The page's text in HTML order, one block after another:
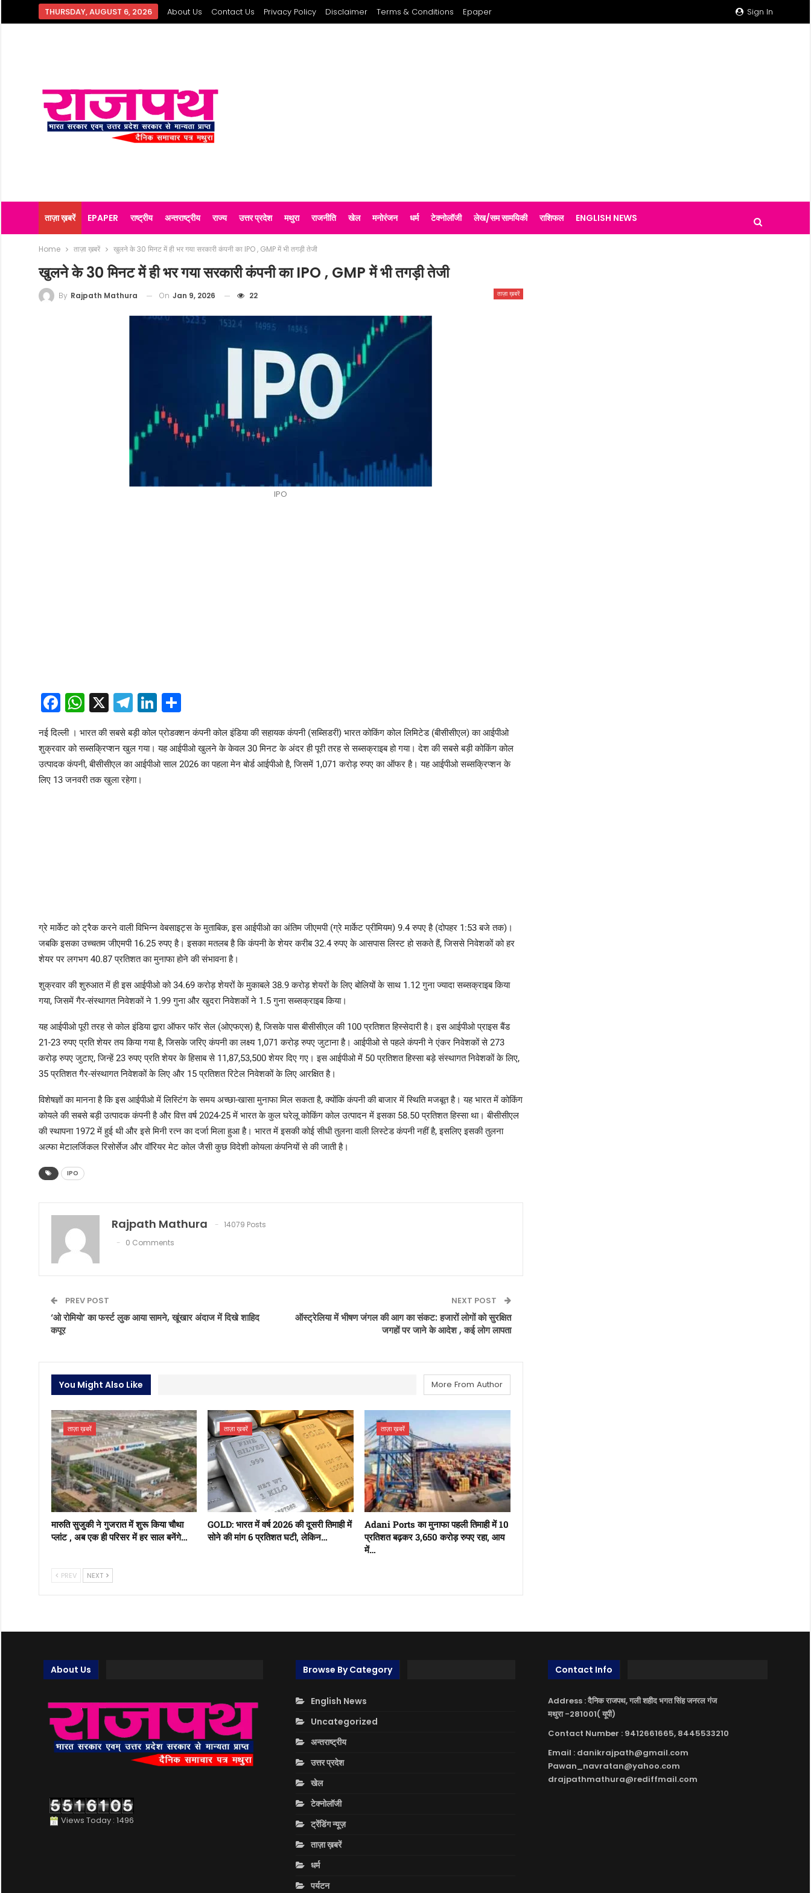
Sign In
THURSDAY, AUGUST 6, 2026 About Us Contact Us Privacy Policy Disclaimer Terms & Conditions Epaper
ताज़ा ख़बरें EPAPER राष्ट्रीय अन्तराष्ट्रीय राज्य उत्तर प्रदेश मथुरा राजनीति खेल मनोरंजन धर्म टेक्नोलॉजी लेख/सम सामयिकी राशिफल ENGLISH NEWS
Home ताज़ा ख़बरें खुलने के 30 मिनट में ही भर गया सरकारी कंपनी का IPO , GMP में भी तगड़ी तेजी
खुलने के 30 मिनट में ही भर गया सरकारी कंपनी का IPO , GMP में भी तगड़ी तेजी
ताज़ा ख़बरें
By Rajpath Mathura On Jan 9, 2026 22
IPO
Facebook
WhatsApp
X Telegram
LinkedIn
Share
नई दिल्ली । भारत की सबसे बड़ी कोल प्रोडक्शन कंपनी कोल इंडिया की सहायक कंपनी (सब्सिडरी) भारत कोकिंग कोल लिमिटेड (बीसीसीएल) का आईपीओ
शुक्रवार को सब्सक्रिप्शन खुल गया। यह आईपीओ खुलने के केवल 30 मिनट के अंदर ही पूरी तरह से सब्सक्राइब हो गया। देश की सबसे बड़ी कोकिंग कोल
उत्पादक कंपनी, बीसीसीएल का आईपीओ साल 2026 का पहला मेन बोर्ड आईपीओ है, जिसमें 1,071 करोड़ रुपए का ऑफर है। यह आईपीओ सब्सक्रिप्शन के
लिए 13 जनवरी तक खुला रहेगा।
ग्रे मार्केट को ट्रैक करने वाली विभिन्न वेबसाइट्स के मुताबिक, इस आईपीओ का अंतिम जीएमपी (ग्रे मार्केट प्रीमियम) 9.4 रुपए है (दोपहर 1:53 बजे तक)।
जबकि इसका उच्चतम जीएमपी 16.25 रुपए है। इसका मतलब है कि कंपनी के शेयर करीब 32.4 रुपए के आसपास लिस्ट हो सकते हैं, जिससे निवेशकों को हर
शेयर पर लगभग 40.87 प्रतिशत का मुनाफा होने की संभावना है।
शुक्रवार की शुरुआत में ही इस आईपीओ को 34.69 करोड़ शेयरों के मुकाबले 38.9 करोड़ शेयरों के लिए बोलियों के साथ 1.12 गुना ज्यादा सब्सक्राइब किया
गया, जिसमें गैर-संस्थागत निवेशकों ने 1.99 गुना और खुदरा निवेशकों ने 1.5 गुना सब्सक्राइब किया।
यह आईपीओ पूरी तरह से कोल इंडिया द्वारा ऑफर फॉर सेल (ओएफएस) है, जिसके पास बीसीसीएल की 100 प्रतिशत हिस्सेदारी है। इस आईपीओ प्राइस बैंड
21-23 रुपए प्रति शेयर तय किया गया है, जिसके जरिए कंपनी का लक्ष्य 1,071 करोड़ रुपए जुटाना है। आईपीओ से पहले कंपनी ने एंकर निवेशकों से 273
करोड़ रुपए जुटाए, जिन्हें 23 रुपए प्रति शेयर के हिसाब से 11,87,53,500 शेयर दिए गए। इस आईपीओ में 50 प्रतिशत हिस्सा बड़े संस्थागत निवेशकों के लिए,
35 प्रतिशत गैर-संस्थागत निवेशकों के लिए और 15 प्रतिशत रिटेल निवेशकों के लिए आरक्षित है।
विशेषज्ञों का मानना है कि इस आईपीओ में लिस्टिंग के समय अच्छा-खासा मुनाफा मिल सकता है, क्योंकि कंपनी की बाजार में स्थिति मजबूत है। यह भारत में कोकिंग
कोयले की सबसे बड़ी उत्पादक कंपनी है और वित्त वर्ष 2024-25 में भारत के कुल घरेलू कोकिंग कोल उत्पादन में इसका 58.50 प्रतिशत हिस्सा था। बीसीसीएल
की स्थापना 1972 में हुई थी और इसे मिनी रत्न का दर्जा मिला हुआ है। भारत में इसकी कोई सीधी तुलना वाली लिस्टेड कंपनी नहीं है, इसलिए इसकी तुलना
अल्फा मेटालर्जिकल रिसोर्सेज और वॉरियर मेट कोल जैसी कुछ विदेशी कोयला कंपनियों से की जाती है।
IPO
Rajpath Mathura
14079 Posts
0 Comments
PREV POST
‘ओ रोमियो’ का फर्स्ट लुक आया सामने, खूंखार अंदाज में दिखे शाहिद
कपूर
NEXT POST
ऑस्ट्रेलिया में भीषण जंगल की आग का संकट: हजारों लोगों को सुरक्षित
जगहों पर जाने के आदेश , कई लोग लापता
You Might Also Like More From Author
ताज़ा ख़बरें
मारुति सुजुकी ने गुजरात में शुरू किया चौथा
प्लांट , अब एक ही परिसर में हर साल बनेंगे…
ताज़ा ख़बरें
GOLD: भारत में वर्ष 2026 की दूसरी तिमाही में
सोने की मांग 6 प्रतिशत घटी, लेकिन…
ताज़ा ख़बरें
Adani Ports का मुनाफा पहली तिमाही में 10
प्रतिशत बढ़कर 3,650 करोड़ रुपए रहा, आय
में…
PREV NEXT
About Us
Views Today : 1496
Browse By Category
English News
Uncategorized
अन्तराष्ट्रीय
उत्तर प्रदेश
खेल
टेक्नोलॉजी
ट्रेंडिंग न्यूज़
ताज़ा ख़बरें
धर्म
पर्यटन
Contact Info
Address : दैनिक राजपथ, गली शहीद भगत सिंह जनरल गंज
मथुरा -281001( यूपी)
Contact Number : 9412661665, 8445533210
Email : danikrajpath@gmail.com
Pawan_navratan@yahoo.com
drajpathmathura@rediffmail.com